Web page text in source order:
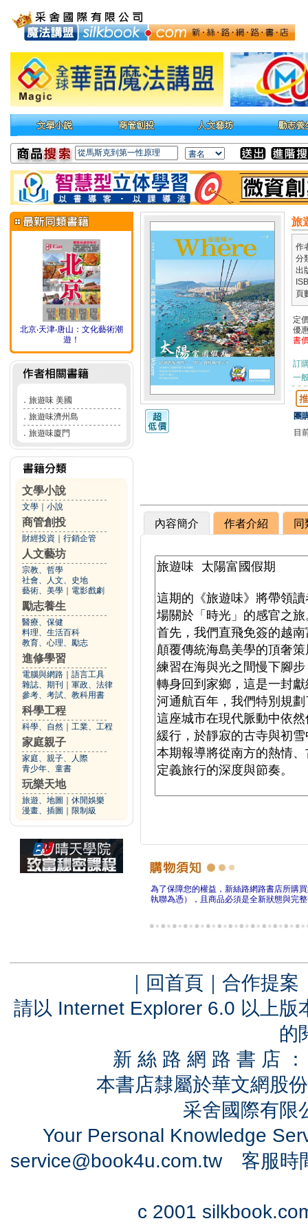
北京‧天津‧唐山：文化藝術潮
遊！
． 旅遊味 美國
． 旅遊味濟州島
． 旅遊味廈門
文學小說
文學 小說
商管創投
財經投資 行銷企管
人文藝坊
宗教、哲學
社會、人文、史地
藝術、美學
電影戲劇
勵志養生
醫療、保健
料理、生活百科
教育、心理、勵志
進修學習
電腦與網路
語言工具
雜誌、期刊
軍政、法律
參考、考試、教科用書
科學工程
科學、自然 工業、工程
家庭親子
家庭、親子、人際
青少年、童書
玩樂天地
旅遊、地圖
休閒娛樂
漫畫、插圖
限制級
旅
作
分
出
頁
定
優
書
訂
一
團
目
內容簡介 作者介紹 同
為了保障您的權益，新絲路網路書店所購
執聯為憑），且商品必須是全新狀態與完
｜ 回首頁 ｜ 合作提案
請以 Internet Explorer 6.0 以上
的
新 絲 路 網 路 書 店
本書店隸屬於華文網股
采舍國際有
Your Personal Knowledge
service@book4u.com.tw客服時
c 2001